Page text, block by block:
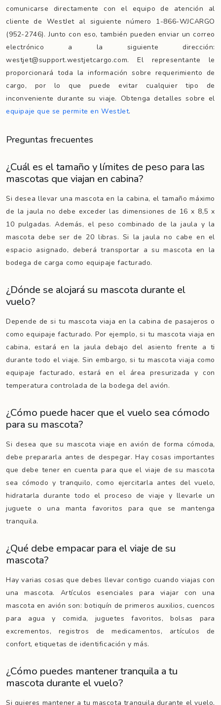
comunicarse directamente con el equipo de atención al
cliente de WestJet al siguiente número 1-866-WJCARGO
(952-2746). Junto con eso, también pueden enviar un correo
electrónico a la siguiente dirección:
westjet@support.westjetcargo.com. El representante le
proporcionará toda la información sobre requerimiento de
cargo, por lo que puede evitar cualquier tipo de
inconveniente durante su viaje. Obtenga detalles sobre el
equipaje que se permite en WestJet.
Preguntas frecuentes
¿Cuál es el tamaño y límites de peso para las
mascotas que viajan en cabina?
Si desea llevar una mascota en la cabina, el tamaño máximo
de la jaula no debe exceder las dimensiones de 16 x 8,5 x
10 pulgadas. Además, el peso combinado de la jaula y la
mascota debe ser de 20 libras. Si la jaula no cabe en el
espacio asignado, deberá transportar a su mascota en la
bodega de carga como equipaje facturado.
¿Dónde se alojará su mascota durante el
vuelo?
Depende de si tu mascota viaja en la cabina de pasajeros o
como equipaje facturado. Por ejemplo, si tu mascota viaja en
cabina, estará en la jaula debajo del asiento frente a ti
durante todo el viaje. Sin embargo, si tu mascota viaja como
equipaje facturado, estará en el área presurizada y con
temperatura controlada de la bodega del avión.
¿Cómo puede hacer que el vuelo sea cómodo
para su mascota?
Si desea que su mascota viaje en avión de forma cómoda,
debe prepararla antes de despegar. Hay cosas importantes
que debe tener en cuenta para que el viaje de su mascota
sea cómodo y tranquilo, como ejercitarla antes del vuelo,
hidratarla durante todo el proceso de viaje y llevarle un
juguete o una manta favoritos para que se mantenga
tranquila.
¿Qué debe empacar para el viaje de su
mascota?
Hay varias cosas que debes llevar contigo cuando viajas con
una mascota. Artículos esenciales para viajar con una
mascota en avión son: botiquín de primeros auxilios, cuencos
para agua y comida, juguetes favoritos, bolsas para
excrementos, registros de medicamentos, artículos de
confort, etiquetas de identificación y más.
¿Cómo puedes mantener tranquila a tu
mascota durante el vuelo?
Si quieres mantener a tu mascota tranquila durante el vuelo,